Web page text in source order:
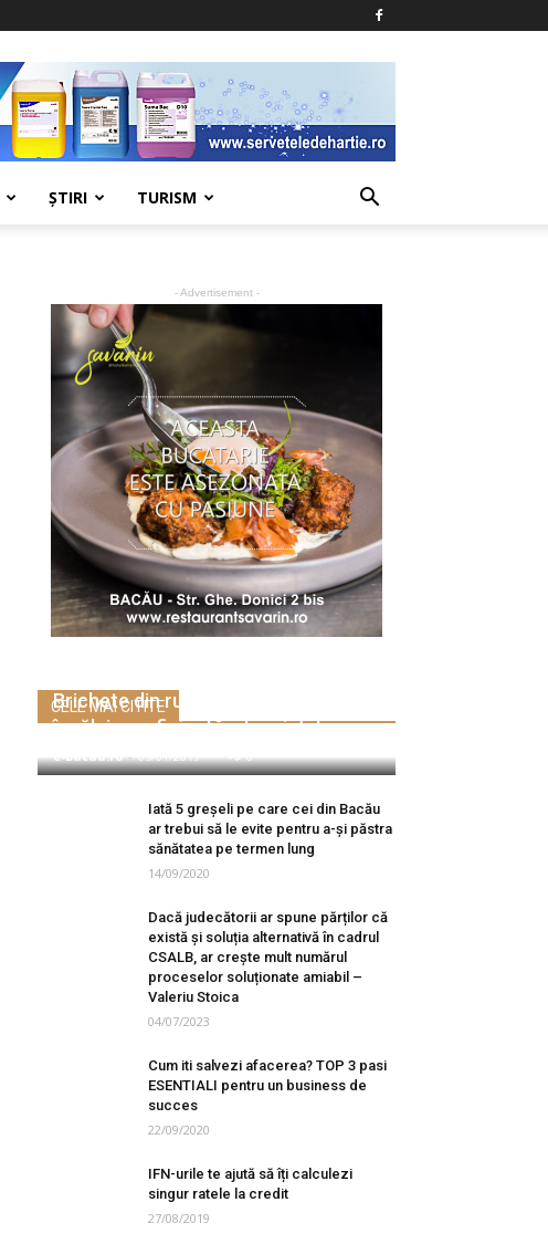
ŞTIRI TURISM
- Advertisement -
CELE MAI CITITE
Brichete din rumeguș – pentru
încălzirea eficientă a locuințelor
e-Bacau.ro - 05/01/2019 0
Iată 5 greșeli pe care cei din Bacău
ar trebui să le evite pentru a-și păstra
sănătatea pe termen lung
14/09/2020
Dacă judecătorii ar spune părților că
există și soluția alternativă în cadrul
CSALB, ar crește mult numărul
proceselor soluționate amiabil –
Valeriu Stoica
04/07/2023
Cum iti salvezi afacerea? TOP 3 pasi
ESENTIALI pentru un business de
succes
22/09/2020
IFN-urile te ajută să îți calculezi
singur ratele la credit
27/08/2019